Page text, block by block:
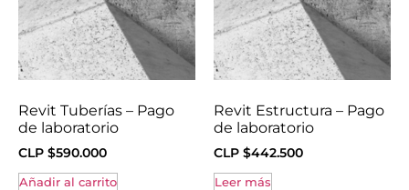
Revit Tuberías – Pago
de laboratorio
CLP $590.000
Añadir al carrito
Revit Estructura – Pago
de laboratorio
CLP $442.500
Leer más